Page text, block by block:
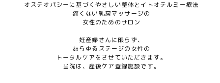
オステオパシーに基づくやさしい整体とイトオテルミー療法
痛くない乳房マッサージの
女性のためのサロン
妊産婦さんに限らず、
あらゆるステージの女性の
トータルケアをさせていただきます。
当院は、産後ケア登録施設です。